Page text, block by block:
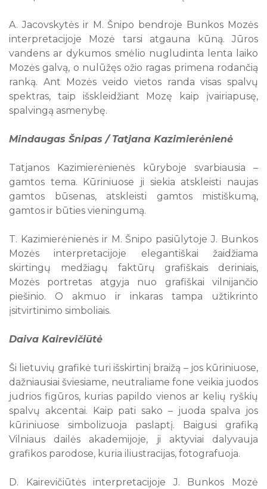
A. Jacovskytės ir M. Šnipo bendroje Bunkos Mozės
interpretacijoje Mozė tarsi atgauna kūną. Jūros
vandens ar dykumos smėlio nugludinta lenta laiko
Mozės galvą, o nulūžęs ožio ragas primena rodančią
ranką. Ant Mozės veido vietos randa visas spalvų
spektras, taip išskleidžiant Mozę kaip įvairiapusę,
spalvingą asmenybę.
Mindaugas Šnipas / Tatjana Kazimierėnienė
Tatjanos Kazimierėnienės kūryboje svarbiausia –
gamtos tema. Kūriniuose ji siekia atskleisti naujas
gamtos būsenas, atskleisti gamtos mistiškumą,
gamtos ir būties vieningumą.
T. Kazimierėnienės ir M. Šnipo pasiūlytoje J. Bunkos
Mozės interpretacijoje elegantiškai žaidžiama
skirtingų medžiagų faktūrų grafiškais deriniais,
Mozės portretas atgyja nuo grafiškai vilnijančio
piešinio. O akmuo ir inkaras tampa užtikrinto
įsitvirtinimo simboliais.
Daiva Kairevičiūtė
Ši lietuvių grafikė turi išskirtinį braižą – jos kūriniuose,
dažniausiai šviesiame, neutraliame fone veikia juodos
judrios figūros, kurias papildo vienos ar kelių ryškių
spalvų akcentai. Kaip pati sako – juoda spalva jos
kūriniuose simbolizuoja paslaptį. Baigusi grafiką
Vilniaus dailės akademijoje, ji aktyviai dalyvauja
grafikos parodose, kuria iliustracijas, fotografuoja.
D. Kairevičiūtės interpretacijoje J. Bunkos Mozė